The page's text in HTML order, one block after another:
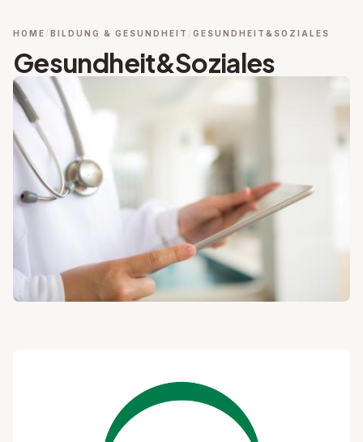
HOME BILDUNG & GESUNDHEIT GESUNDHEIT&SOZIALES
Gesundheit&Soziales